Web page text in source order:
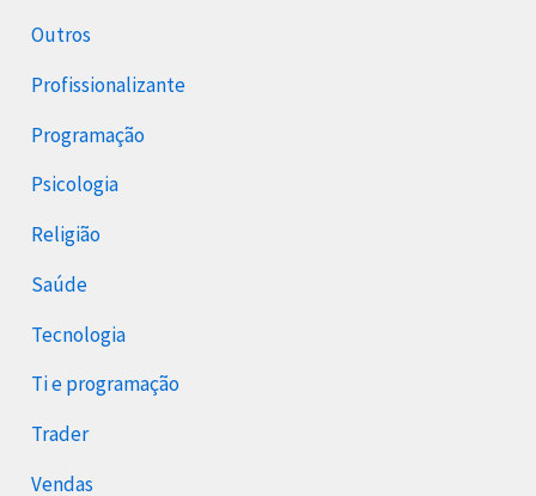
Outros
Profissionalizante
Programação
Psicologia
Religião
Saúde
Tecnologia
Ti e programação
Trader
Vendas